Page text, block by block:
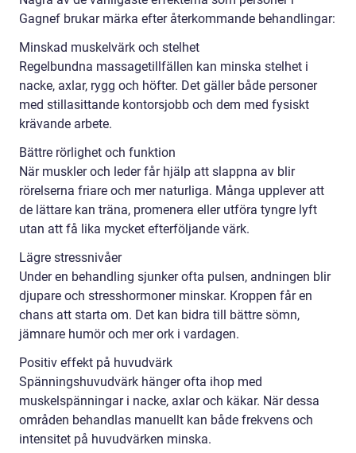
Gagnef brukar märka efter återkommande behandlingar:
Minskad muskelvärk och stelhet
Regelbundna massagetillfällen kan minska stelhet i
nacke, axlar, rygg och höfter. Det gäller både personer
med stillasittande kontorsjobb och dem med fysiskt
krävande arbete.
Bättre rörlighet och funktion
När muskler och leder får hjälp att slappna av blir
rörelserna friare och mer naturliga. Många upplever att
de lättare kan träna, promenera eller utföra tyngre lyft
utan att få lika mycket efterföljande värk.
Lägre stressnivåer
Under en behandling sjunker ofta pulsen, andningen blir
djupare och stresshormoner minskar. Kroppen får en
chans att starta om. Det kan bidra till bättre sömn,
jämnare humör och mer ork i vardagen.
Positiv effekt på huvudvärk
Spänningshuvudvärk hänger ofta ihop med
muskelspänningar i nacke, axlar och käkar. När dessa
områden behandlas manuellt kan både frekvens och
intensitet på huvudvärken minska.